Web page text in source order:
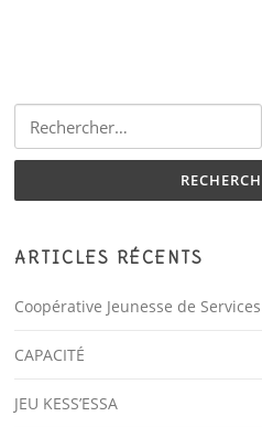
ARTICLES RÉCENTS
Coopérative Jeunesse de Services
CAPACITÉ
JEU KESS’ESSA